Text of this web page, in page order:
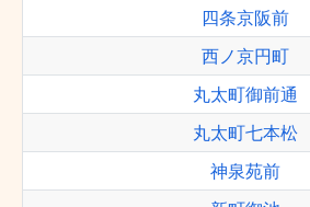
四条京阪前
西ノ京円町
丸太町御前通
丸太町七本松
神泉苑前